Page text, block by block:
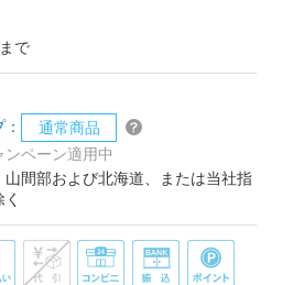
で
通常商品
ンペーン適用中
間部および北海道、または当社指